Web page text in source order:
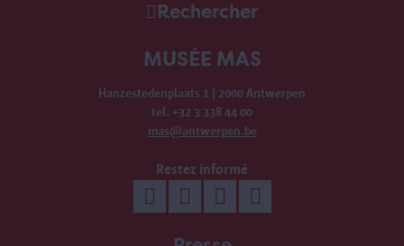
Rechercher
MUSÉE MAS
Hanzestedenplaats 1 | 2000 Antwerpen
tel. +32 3 338 44 00
mas@antwerpen.be
Restez informé